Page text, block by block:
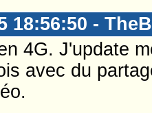
18:56:50 -
4G. J'update
avec du